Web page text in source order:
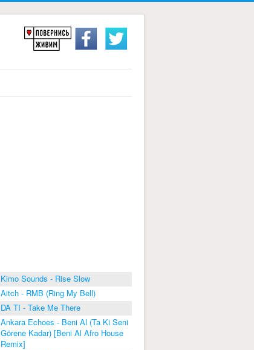
Kimo Sounds - Rise Slow
Aitch - RMB (Ring My Bell)
DA TI - Take Me There
Ankara Echoes - Beni Al (Ta Ki Seni
Görene Kadar) [Beni Al Afro House
Remix]